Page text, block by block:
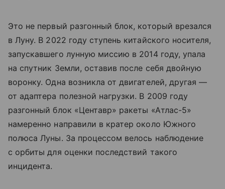
Это не первый разгонный блок, который врезался
в Луну. В 2022 году ступень китайского носителя,
запускавшего лунную миссию в 2014 году, упала
на спутник Земли, оставив после себя двойную
воронку. Одна возникла от двигателей, другая —
от адаптера полезной нагрузки. В 2009 году
разгонный блок «Центавр» ракеты «Атлас-5»
намеренно направили в кратер около Южного
полюса Луны. За процессом велось наблюдение
с орбиты для оценки последствий такого
инцидента.